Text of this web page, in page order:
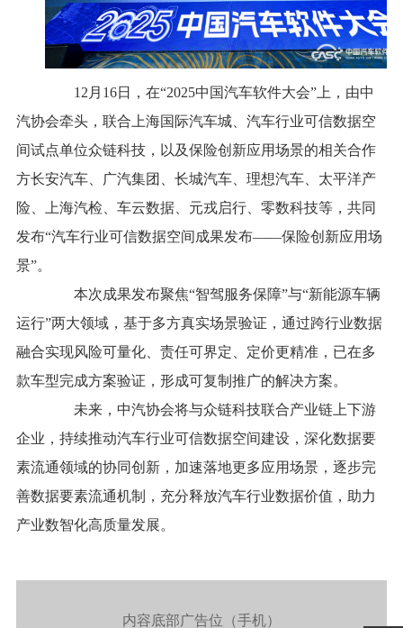
12月16日，在“2025中国汽车软件大会”上，由中
汽协会牵头，联合上海国际汽车城、汽车行业可信数据空
间试点单位众链科技，以及保险创新应用场景的相关合作
方长安汽车、广汽集团、长城汽车、理想汽车、太平洋产
险、上海汽检、车云数据、元戎启行、零数科技等，共同
发布“汽车行业可信数据空间成果发布——保险创新应用场
景”。
本次成果发布聚焦“智驾服务保障”与“新能源车辆
运行”两大领域，基于多方真实场景验证，通过跨行业数据
融合实现风险可量化、责任可界定、定价更精准，已在多
款车型完成方案验证，形成可复制推广的解决方案。
未来，中汽协会将与众链科技联合产业链上下游
企业，持续推动汽车行业可信数据空间建设，深化数据要
素流通领域的协同创新，加速落地更多应用场景，逐步完
善数据要素流通机制，充分释放汽车行业数据价值，助力
产业数智化高质量发展。
内容底部广告位（手机）